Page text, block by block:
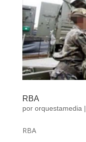
RBA
por orquestamedia|
RBA